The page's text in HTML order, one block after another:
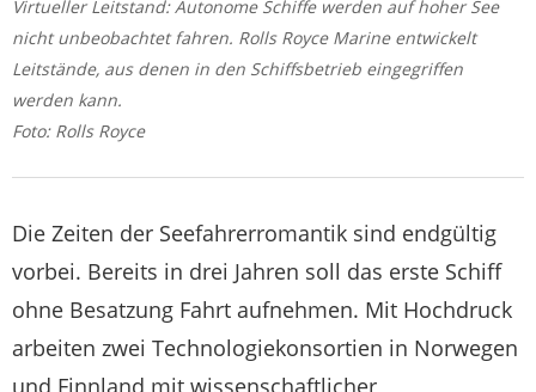
Virtueller Leitstand: Autonome Schiffe werden auf hoher See
nicht unbeobachtet fahren. Rolls Royce Marine entwickelt
Leitstände, aus denen in den Schiffsbetrieb eingegriffen
werden kann.
Foto: Rolls Royce
Die Zeiten der Seefahrerromantik sind endgültig
vorbei. Bereits in drei Jahren soll das erste Schiff
ohne Besatzung Fahrt aufnehmen. Mit Hochdruck
arbeiten zwei Technologiekonsortien in Norwegen
und Finnland mit wissenschaftlicher